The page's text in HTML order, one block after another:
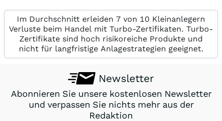
Im Durchschnitt erleiden 7 von 10 Kleinanlegern
Verluste beim Handel mit Turbo-Zertifikaten. Turbo-
Zertifikate sind hoch risikoreiche Produkte und
nicht für langfristige Anlagestrategien geeignet.
Newsletter
Abonnieren Sie unsere kostenlosen Newsletter
und verpassen Sie nichts mehr aus der
Redaktion